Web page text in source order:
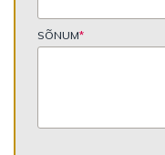
SÕNUM*